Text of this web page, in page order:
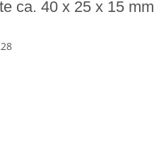
ca. 40 x 25 x 15 mm